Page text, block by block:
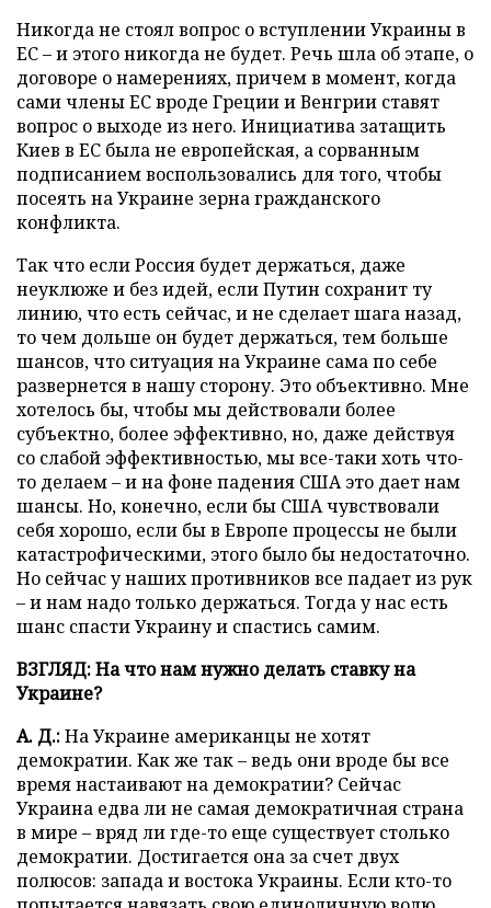
Никогда не стоял вопрос о вступлении Украины в
ЕС – и этого никогда не будет. Речь шла об этапе, о
договоре о намерениях, причем в момент, когда
сами члены ЕС вроде Греции и Венгрии ставят
вопрос о выходе из него. Инициатива затащить
Киев в ЕС была не европейская, а сорванным
подписанием воспользовались для того, чтобы
посеять на Украине зерна гражданского
конфликта.
Так что если Россия будет держаться, даже
неуклюже и без идей, если Путин сохранит ту
линию, что есть сейчас, и не сделает шага назад,
то чем дольше он будет держаться, тем больше
шансов, что ситуация на Украине сама по себе
развернется в нашу сторону. Это объективно. Мне
хотелось бы, чтобы мы действовали более
субъектно, более эффективно, но, даже действуя
со слабой эффективностью, мы все-таки хоть что-
то делаем – и на фоне падения США это дает нам
шансы. Но, конечно, если бы США чувствовали
себя хорошо, если бы в Европе процессы не были
катастрофическими, этого было бы недостаточно.
Но сейчас у наших противников все падает из рук
– и нам надо только держаться. Тогда у нас есть
шанс спасти Украину и спастись самим.
ВЗГЛЯД: На что нам нужно делать ставку на
Украине?
А. Д.:На Украине американцы не хотят
демократии. Как же так – ведь они вроде бы все
время настаивают на демократии? Сейчас
Украина едва ли не самая демократичная страна
в мире – вряд ли где-то еще существует столько
демократии. Достигается она за счет двух
полюсов: запада и востока Украины. Если кто-то